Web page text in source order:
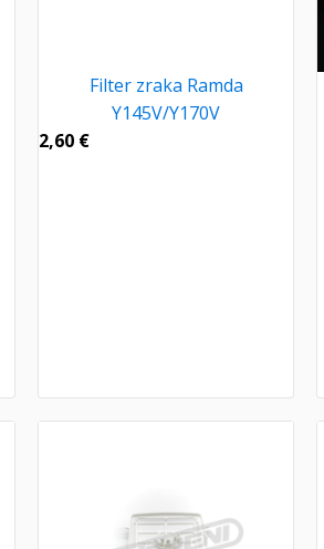
Filter zraka Ramda
Y145V/Y170V
2,60 €